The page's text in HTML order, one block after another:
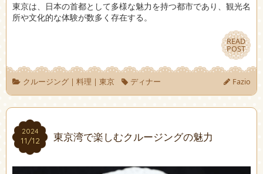
東京は、日本の首都として多様な魅力を持つ都市であり、観光名
所や文化的な体験が数多く存在する。
READ
POST
READ
POST
クルージング| 料理 | 東京 ディナー Fazio
2024
11/12
2024
11/12 東京湾で楽しむクルージングの魅力